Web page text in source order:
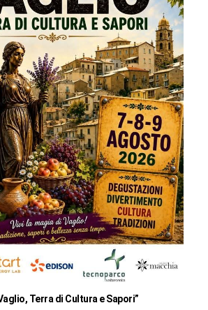
Terra di Cultura e Sapori”